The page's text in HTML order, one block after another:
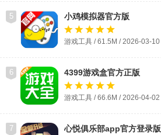
5 小鸡模拟器官方版
游戏工具 / 61.5M / 2026-03-10
6 4399游戏盒官方正版
游戏工具 / 66.6M /2026-04-02
7 心悦俱乐部app官方登录版